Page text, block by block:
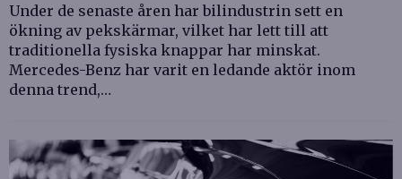
Under de senaste åren har bilindustrin sett en
ökning av pekskärmar, vilket har lett till att
traditionella fysiska knappar har minskat.
Mercedes-Benz har varit en ledande aktör inom
denna trend,…